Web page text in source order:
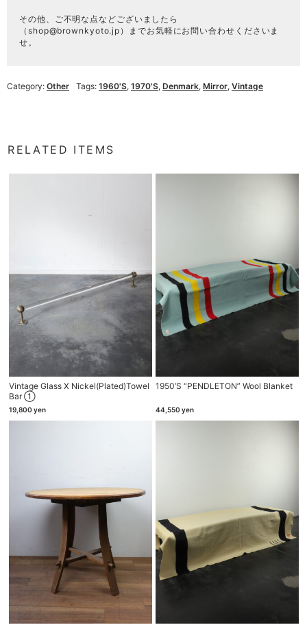
その他、ご不明な点などございましたら
（ shop@brownkyoto.jp ）までお気軽にお問い合わせくださいま
せ。
Category: Other Tags: 1960's, 1970's, Denmark, Mirror, Vintage
RELATED ITEMS
Vintage Glass X Nickel(plated)towel
Bar ①
19,800 yen
1950’s “PENDLETON” Wool Blanket
44,550 yen